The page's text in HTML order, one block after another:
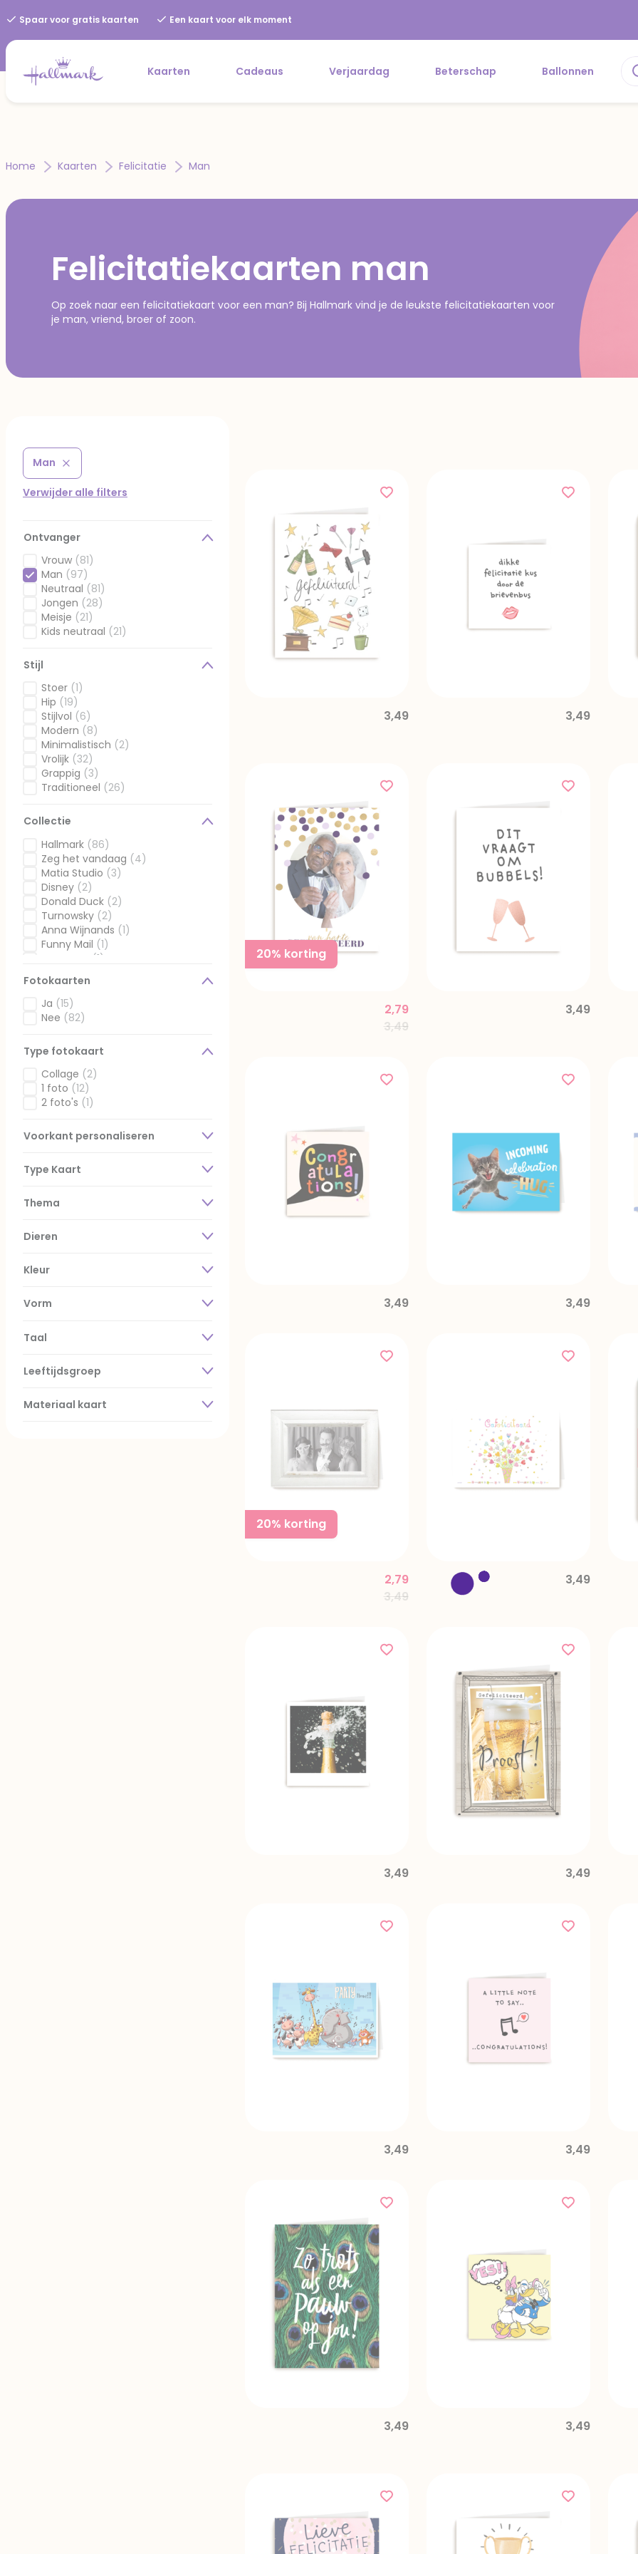
Spaar voor gratis kaarten Een kaart voor elk moment
Kaarten Cadeaus Verjaardag Beterschap Ballonnen
Home Kaarten Felicitatie Man
Felicitatiekaarten man
Op zoek naar een felicitatiekaart voor een man? Bij Hallmark vind je de leukste felicitatiekaarten voor
je man, vriend, broer of zoon.
Man
Verwijder filter Gefilterd op Ontvanger: Man
Verwijder alle filters
Ontvanger
Vrouw (81)
Gefilterd op Ontvanger: Vrouw
Man (97)
Neutraal (81)
Gefilterd op Ontvanger: Neutraal
Jongen (28)
Gefilterd op Ontvanger: Jongen
Meisje (21)
Gefilterd op Ontvanger: Meisje
Kids neutraal (21)
Stijl
Stoer (1)
Gefilterd op Stijl: Stoer
Hip (19)
Gefilterd op Stijl: Hip
Stijlvol (6)
Gefilterd op Stijl: Stijlvol
Modern (8)
Gefilterd op Stijl: Modern
Minimalistisch (2)
Gefilterd op Stijl: Minimalistisch
Vrolijk (32)
Gefilterd op Stijl: Vrolijk
Grappig (3)
Gefilterd op Stijl: Grappig
Traditioneel (26)
Collectie
Hallmark (86)
Gefilterd op Collectie: Hallmark
Zeg het vandaag (4)
Gefilterd op Collectie: Zeg het vandaag
Matia Studio (3)
Gefilterd op Collectie: Matia Studio
Disney (2)
Gefilterd op Collectie: Disney
Donald Duck (2)
Gefilterd op Collectie: Donald Duck
Turnowsky (2)
Gefilterd op Collectie: Turnowsky
Anna Wijnands (1)
Gefilterd op Collectie: Anna Wijnands
Funny Mail (1)
Gefilterd op Collectie: Funny Mail
(1)
Gefilterd op Collectie: Warner Bros
Fotokaarten
Ja (15)
Gefilterd op Fotokaarten: Ja
Nee (82)
Type fotokaart
Collage (2)
Gefilterd op Type fotokaart: Collage
1 foto (12)
Gefilterd op Type fotokaart: 1 foto
2 foto's (1)
Voorkant personaliseren
Type Kaart
Thema
Dieren
Kleur
Vorm
Taal
Leeftijdsgroep
Materiaal kaart
3,49 3,49
20% korting
Price reduced from
3,49to
2,79 3,49
3,49 3,49
20% korting
Price reduced from
3,49to
2,79 3,49
3,49 3,49
3,49 3,49
3,49 3,49